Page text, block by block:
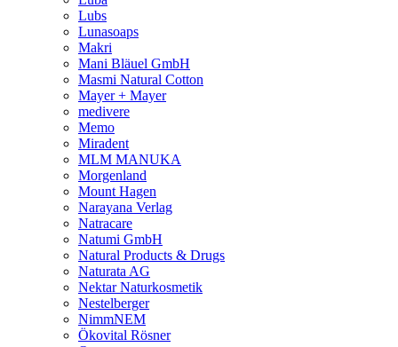
Lubs
Lunasoaps
Makri
Mani Bläuel GmbH
Masmi Natural Cotton
Mayer + Mayer
medivere
Memo
Miradent
MLM MANUKA
Morgenland
Mount Hagen
Narayana Verlag
Natracare
Natumi GmbH
Natural Products & Drugs
Naturata AG
Nektar Naturkosmetik
Nestelberger
NimmNEM
Ökovital Rösner